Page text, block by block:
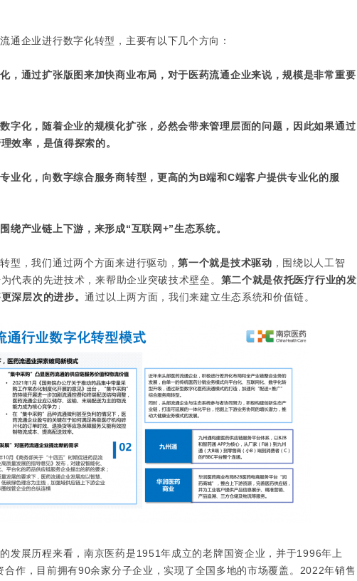
通企业进行数字化转型，主要有以下几个方向：
，通过扩张版图来加快商业布局，对于医药流通企业来说，规模是非常重要
字化，随着企业的规模化扩张，必然会带来管理层面的问题，因此如果通过
效率，是值得探索的。
业化，向数字综合服务商转型，更高的为B端和C端客户提供专业化的服
绕产业链上下游，来形成“互联网+”生态系统。
型，我们通过两个方面来进行驱动，第一个就是技术驱动 ，围绕以人工智
代表的先进技术，来帮助企业突破技术壁垒。 第二个就是依托医疗行业的发
深层次的进步。通过以上两方面，我们来建立生态系统和价值链。
发展历程来看，南京医药是1951年成立的老牌国资企业，并于1996年上
合作，目前拥有90余家分子企业，实现了全国多地的市场覆盖。2022年销售